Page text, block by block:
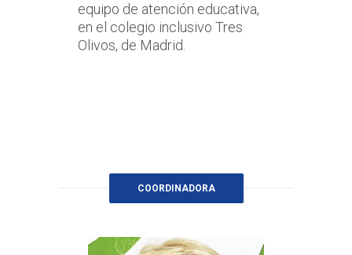
equipo de atención educativa,
en el colegio inclusivo Tres
Olivos, de Madrid.
COORDINADORA